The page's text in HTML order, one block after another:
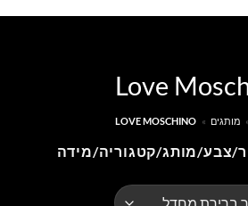
Love
» מותגים »
LOVE MOSCHINO
צבע/מותג/קטגוריה/מידה